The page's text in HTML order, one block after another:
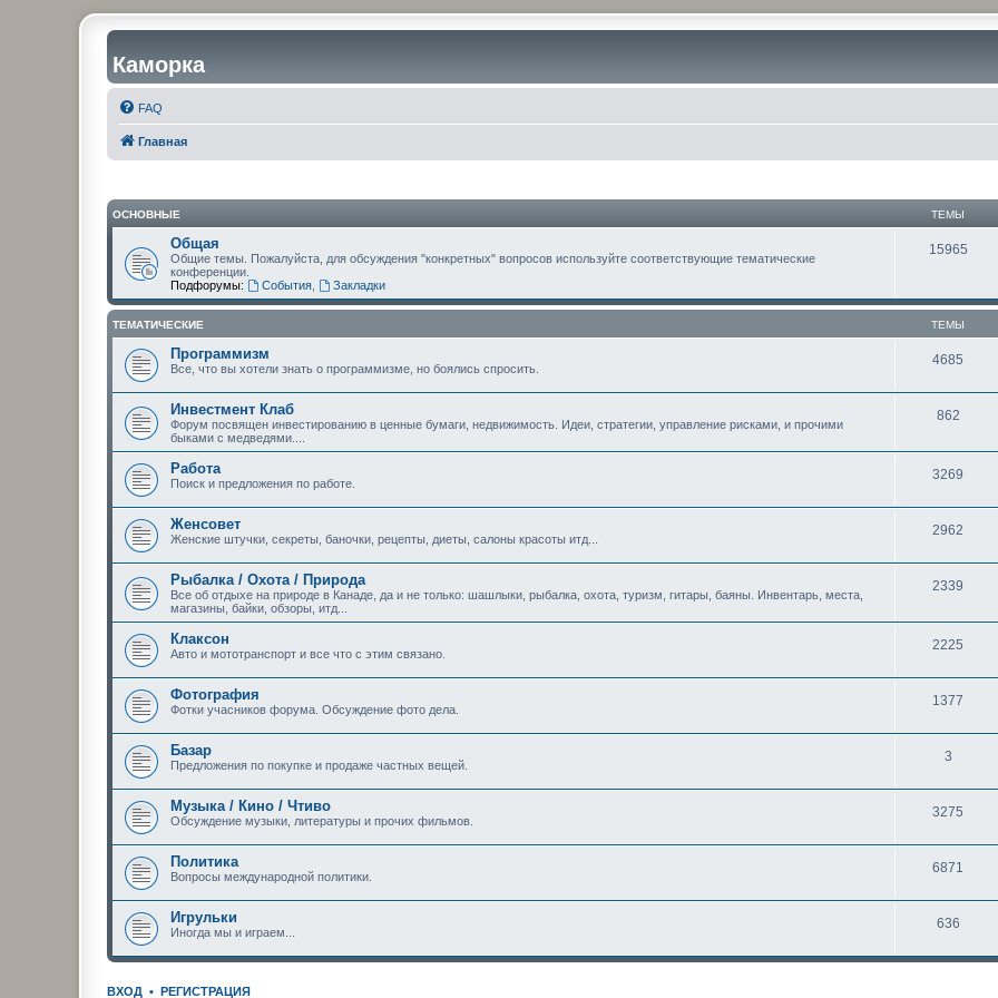
Каморка
FAQ
Главная
ОСНОВНЫЕ ТЕМЫ
Общая
Общие темы. Пожалуйста, для обсуждения "конкретных" вопросов используйте соответствующие тематические
конференции.
Подфорумы:
События, Закладки
15965
ТЕМАТИЧЕСКИЕ ТЕМЫ
Программизм
Все, что вы хотели знать о программизме, но боялись спросить.
4685
Инвестмент Клаб
Форум посвящен инвестированию в ценные бумаги, недвижимость. Идеи, стратегии, управление рисками, и прочими
быками с медведями....
862
Работа
Поиск и предложения по работе.
3269
Женсовет
Женские штучки, секреты, баночки, рецепты, диеты, салоны красоты итд...
2962
Рыбалка / Охота / Природа
Все об отдыхе на природе в Канаде, да и не только: шашлыки, рыбалка, охота, туризм, гитары, баяны. Инвентарь, места,
магазины, байки, обзоры, итд...
2339
Клаксон
Авто и мототранспорт и все что с этим связано.
2225
Фотография
Фотки учасников форума. Обсуждение фото дела.
1377
Базар
Предложения по покупке и продаже частных вещей.
3
Музыка / Кино / Чтиво
Обсуждение музыки, литературы и прочих фильмов.
3275
Политика
Вопросы международной политики.
6871
Игрульки
Иногда мы и играем...
636
ВХОД • РЕГИСТРАЦИЯ